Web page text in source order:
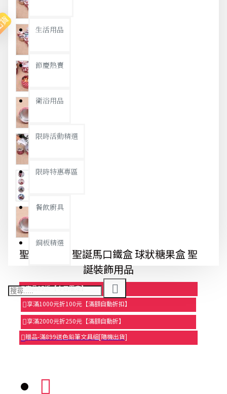
生活用品
節慶熱賣
衛浴用品
限時活動精選
限時特惠專區
餐飲廚具
銅板精選
聖誕節必備 聖誕馬口鐵盒 球狀糖果盒 聖
誕裝飾用品
商品95折【今日限定】
享滿1000元折100元【滿額自動折扣】
享滿2000元折250元【滿額自動折】
贈品-滿899送色鉛筆文具組[隨機出貨]